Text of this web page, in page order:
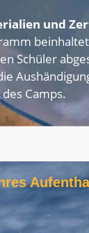
und
Schüler
Camps.